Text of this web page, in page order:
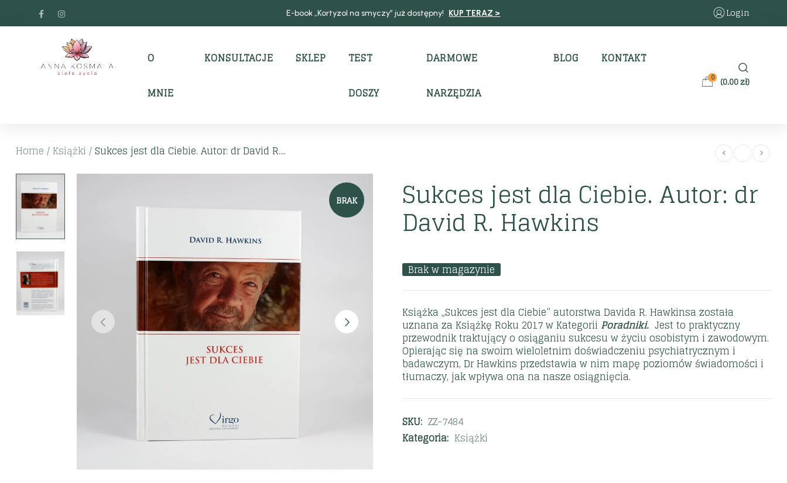
E-book „Kortyzol na smyczy” już dostępny! KUP TERAZ > Login
O
MNIE
KONSULTACJE SKLEP TEST
DOSZY
DARMOWE
NARZĘDZIA
BLOG KONTAKT
0 (0.00zł)
Home / Książki /Sukces jest dla Ciebie. Autor: dr David R....
BRAK Sukces jest dla Ciebie. Autor: dr
David R. Hawkins
Brak w magazynie
Książka „Sukces jest dla Ciebie” autorstwa Davida R. Hawkinsa została
uznana za Książkę Roku 2017 w Kategorii Poradniki. Jest to praktyczny
przewodnik traktujący o osiąganiu sukcesu w życiu osobistym i zawodowym.
Opierając się na swoim wieloletnim doświadczeniu psychiatrycznym i
badawczym, Dr Hawkins przedstawia w nim mapę poziomów świadomości i
tłumaczy, jak wpływa ona na nasze osiągnięcia.
SKU: ZZ-7484
Kategoria: Książki